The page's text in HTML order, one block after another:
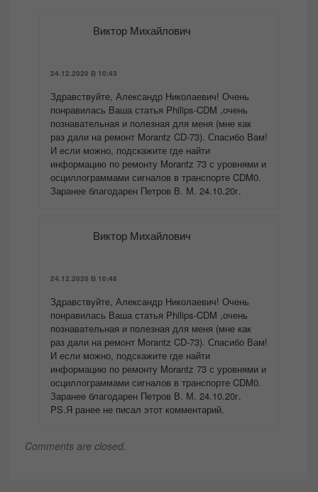
Виктор Михайлович
24.12.2020 В 10:43
Здравствуйте, Александр Николаевич! Очень
понравилась Ваша статья Philips-CDM ,очень
познавательная и полезная для меня (мне как
раз дали на ремонт Morantz CD-73). Спасибо Вам!
И если можно, подскажите где найти
информацию по ремонту Morantz 73 с уровнями и
осциллограммами сигналов в транспорте CDM0.
Заранее благодарен Петров В. М. 24.10.20г.
Виктор Михайлович
24.12.2020 В 10:48
Здравствуйте, Александр Николаевич! Очень
понравилась Ваша статья Philips-CDM ,очень
познавательная и полезная для меня (мне как
раз дали на ремонт Morantz CD-73). Спасибо Вам!
И если можно, подскажите где найти
информацию по ремонту Morantz 73 с уровнями и
осциллограммами сигналов в транспорте CDM0.
Заранее благодарен Петров В. М. 24.10.20г.
PS.Я ранее не писал этот комментарий.
Comments are closed.